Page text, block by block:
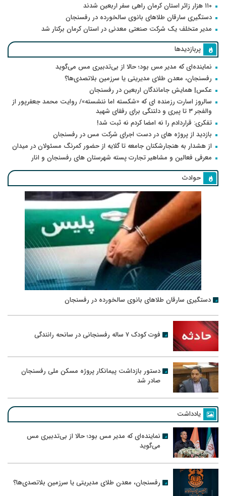
۱۱۰ هزار زائر استان کرمان راهی سفر اربعین شدند
دستگیری سارقان طلاهای بانوی سالخورده در رفسنجان
مدیر متخلف یک شرکت صنعتی معدنی در استان کرمان برکنار شد
پربازدیدها
نماینده‌ای که مدیر مس بود؛ حالا از بی‌تدبیری مس می‌گوید
رفسنجان، معدن طلای مدیریتی یا سرزمین بلاتصدی‌ها؟
عکس| همایش جاماندگان اربعین در رفسنجان
سالروز اسارت رزمنده ای که «شکسته اما ننشسته»/ روایت محمد جعفرپور از
والفجر ۳ تا پیری و دلتنگی برای رفقای شهید
تفکری: قراردادم را نه امضا کردم نه ثبت شد!
بازدید از پروژه های در دست اجرای شرکت مس در رفسنجان
از هشدار به هنجارشکنان جامعه تا گلایه از حضور کمرنگ مسئولان در میدان
معرفی فعالین و مشاهیر تجارت پسته شهرستان های رفسنجان و انار
حوادث
دستگیری سارقان طلاهای بانوی سالخورده در رفسنجان
فوت کودک ۷ ساله رفسنجانی در سانحه رانندگی
دستور بازداشت پیمانکار پروژه مسکن ملی رفسنجان
صادر شد
یادداشت
نماینده‌ای که مدیر مس بود؛ حالا از بی‌تدبیری مس
می‌گوید
رفسنجان، معدن طلای مدیریتی یا سرزمین بلاتصدی‌ها؟